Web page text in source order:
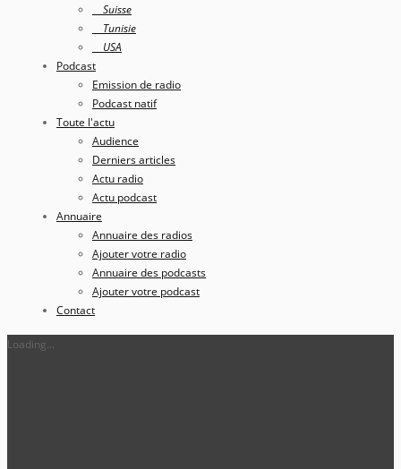
Suisse
Tunisie
USA
Podcast
Emission de radio
Podcast natif
Toute l'actu
Audience
Derniers articles
Actu radio
Actu podcast
Annuaire
Annuaire des radios
Ajouter votre radio
Annuaire des podcasts
Ajouter votre podcast
Contact
Loading...